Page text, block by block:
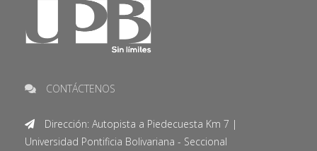
CONTÁCTENOS
Dirección: Autopista a Piedecuesta Km 7 |
Universidad Pontificia Bolivariana - Seccional